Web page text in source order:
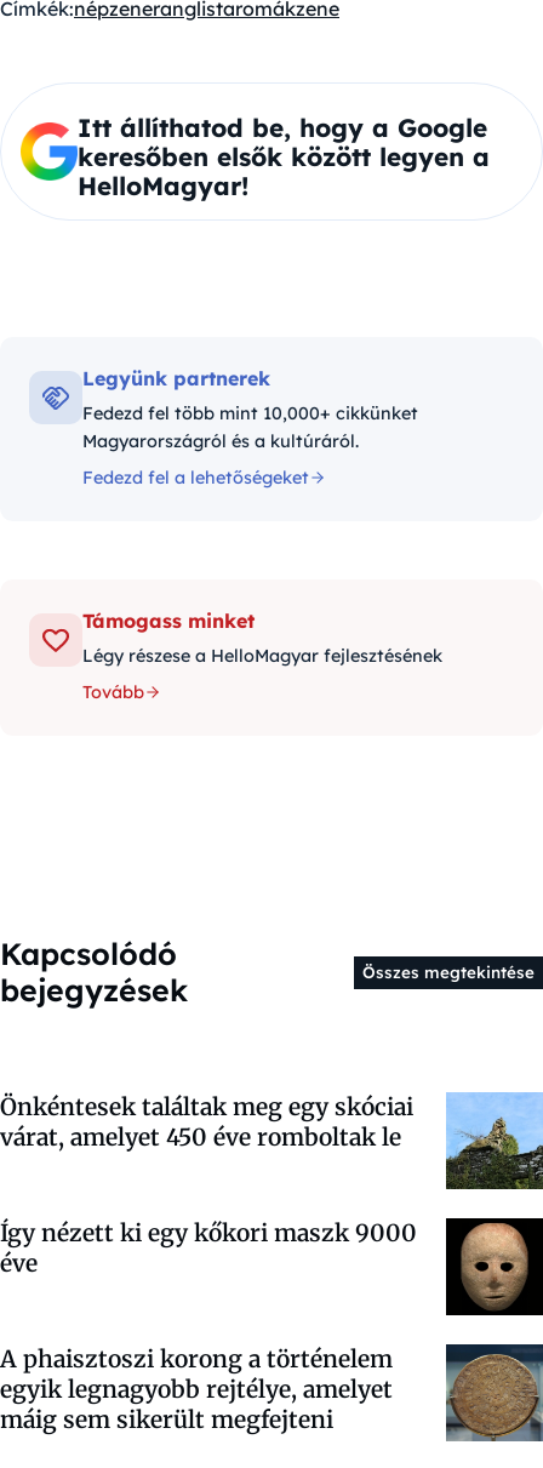
Címkék:népzeneranglistaromákzene
Itt állíthatod be, hogy a Google
keresőben elsők között legyen a
HelloMagyar!
Legyünk partnerek
Fedezd fel több mint 10,000+ cikkünket
Magyarországról és a kultúráról.
Fedezd fel a lehetőségeket
Támogass minket
Légy részese a HelloMagyar fejlesztésének
Tovább
Kapcsolódó
bejegyzések
Összes megtekintése
Önkéntesek találtak meg egy skóciai
várat, amelyet 450 éve romboltak le
Így nézett ki egy kőkori maszk 9000
éve
A phaisztoszi korong a történelem
egyik legnagyobb rejtélye, amelyet
máig sem sikerült megfejteni